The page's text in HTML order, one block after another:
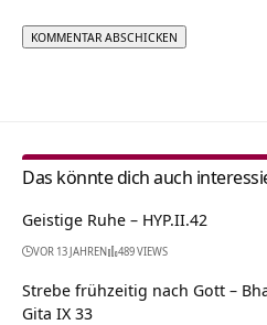
Das könnte dich auch
Geistige Ruhe – HYP.II.42
VOR 13 JAHREN 489 VIEWS
Strebe frühzeitig nach Gott –
Gita IX 33